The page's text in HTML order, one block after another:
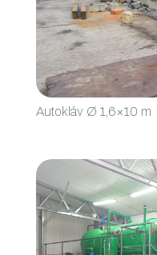
Autokláv Ø 1,6×10 m